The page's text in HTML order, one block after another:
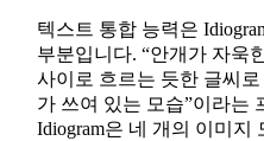
텍스트 통합 능력은
부분입니다. “안개가 자욱
사이로 흐르는 듯한 글씨
가 쓰여 있는 모습”이라는
Idiogram은 네 개의 이미지